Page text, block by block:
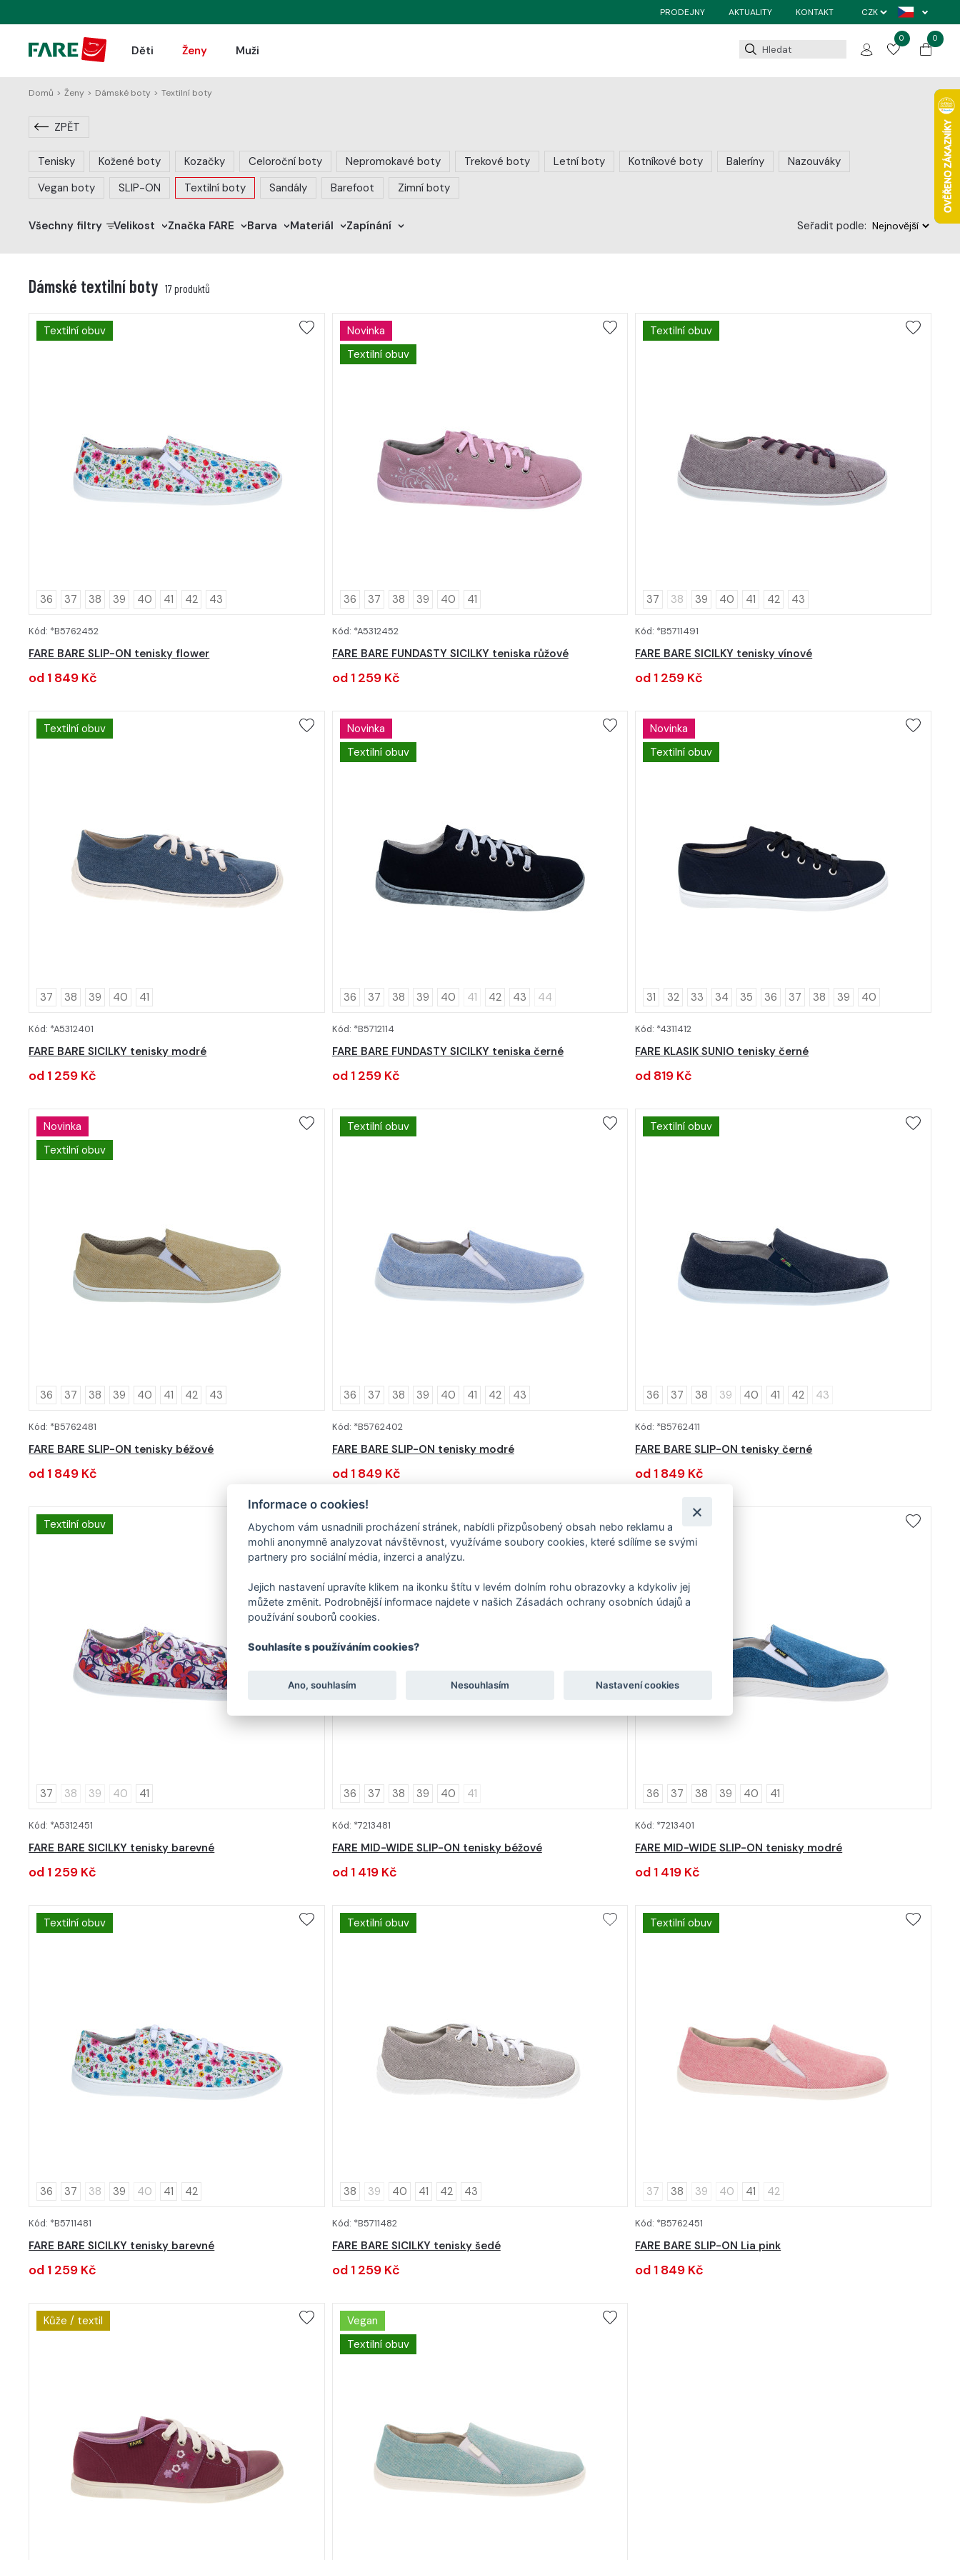
PRODEJNY AKTUALITY KONTAKT
Děti Ženy Muži
0 0
Domů > Ženy > Dámské boty > Textilní boty
ZPĚT
Tenisky Kožené boty Kozačky Celoroční boty Nepromokavé boty Trekové boty Letní boty Kotníkové boty Baleríny
Nazouváky
Vegan boty
SLIP-ON Textilní boty Sandály Barefoot Zimní boty
Všechny filtry Velikost >Značka FARE >Barva >Materiál >Zapínání > Seřadit podle:
Dámské textilní boty 17 produktů
Textilní obuv
36 37 38 39 40 41 42 43
Kód: *B5762452
FARE BARE SLIP-ON tenisky flower
od 1 849 Kč
Novinka
Textilní obuv
36 37 38 39 40 41
Kód: *A5312452
FARE BARE FUNDASTY SICILKY teniska růžové
od 1 259 Kč
Textilní obuv
37 38 39 40 41 42 43
Kód: *B5711491
FARE BARE SICILKY tenisky vínové
od 1 259 Kč
Textilní obuv
37 38 39 40 41
Kód: *A5312401
FARE BARE SICILKY tenisky modré
od 1 259 Kč
Novinka
Textilní obuv
36 37 38 39 40 41 42 43 44
Kód: *B5712114
FARE BARE FUNDASTY SICILKY teniska černé
od 1 259 Kč
Novinka
Textilní obuv
31 32 33 34 35 36 37 38 39 40
Kód: *4311412
FARE KLASIK SUNIO tenisky černé
od 819 Kč
Novinka
Textilní obuv
36 37 38 39 40 41 42 43
Kód: *B5762481
FARE BARE SLIP-ON tenisky béžové
od 1 849 Kč
Textilní obuv
36 37 38 39 40 41 42 43
Kód: *B5762402
FARE BARE SLIP-ON tenisky modré
od 1 849 Kč
Textilní obuv
36 37 38 39 40 41 42 43
Kód: *B5762411
FARE BARE SLIP-ON tenisky černé
od 1 849 Kč
Textilní obuv
37 38 39 40 41
Kód: *A5312451
FARE BARE SICILKY tenisky barevné
od 1 259 Kč
Textilní obuv
36 37 38 39 40 41
Kód: *7213481
FARE MID-WIDE SLIP-ON tenisky béžové
od 1 419 Kč
Textilní obuv
36 37 38 39 40 41
Kód: *7213401
FARE MID-WIDE SLIP-ON tenisky modré
od 1 419 Kč
Textilní obuv
36 37 38 39 40 41 42
Kód: *B5711481
FARE BARE SICILKY tenisky barevné
od 1 259 Kč
Textilní obuv
38 39 40 41 42 43
Kód: *B5711482
FARE BARE SICILKY tenisky šedé
od 1 259 Kč
Textilní obuv
37 38 39 40 41 42
Kód: *B5762451
FARE BARE SLIP-ON Lia pink
od 1 849 Kč
Kůže / textil
Vegan
Textilní obuv
Informace o cookies!
Abychom vám usnadnili procházení stránek, nabídli přizpůsobený obsah nebo reklamu a
mohli anonymně analyzovat návštěvnost, využíváme soubory cookies, které sdílíme se svými
partnery pro sociální média, inzerci a analýzu.
Jejich nastavení upravíte klikem na ikonku štítu v levém dolním rohu obrazovky a kdykoliv jej
můžete změnit. Podrobnější informace najdete v našich Zásadách ochrany osobních údajů a
používání souborů cookies.
Souhlasíte s používáním cookies?
Ano, souhlasím Nesouhlasím Nastavení cookies